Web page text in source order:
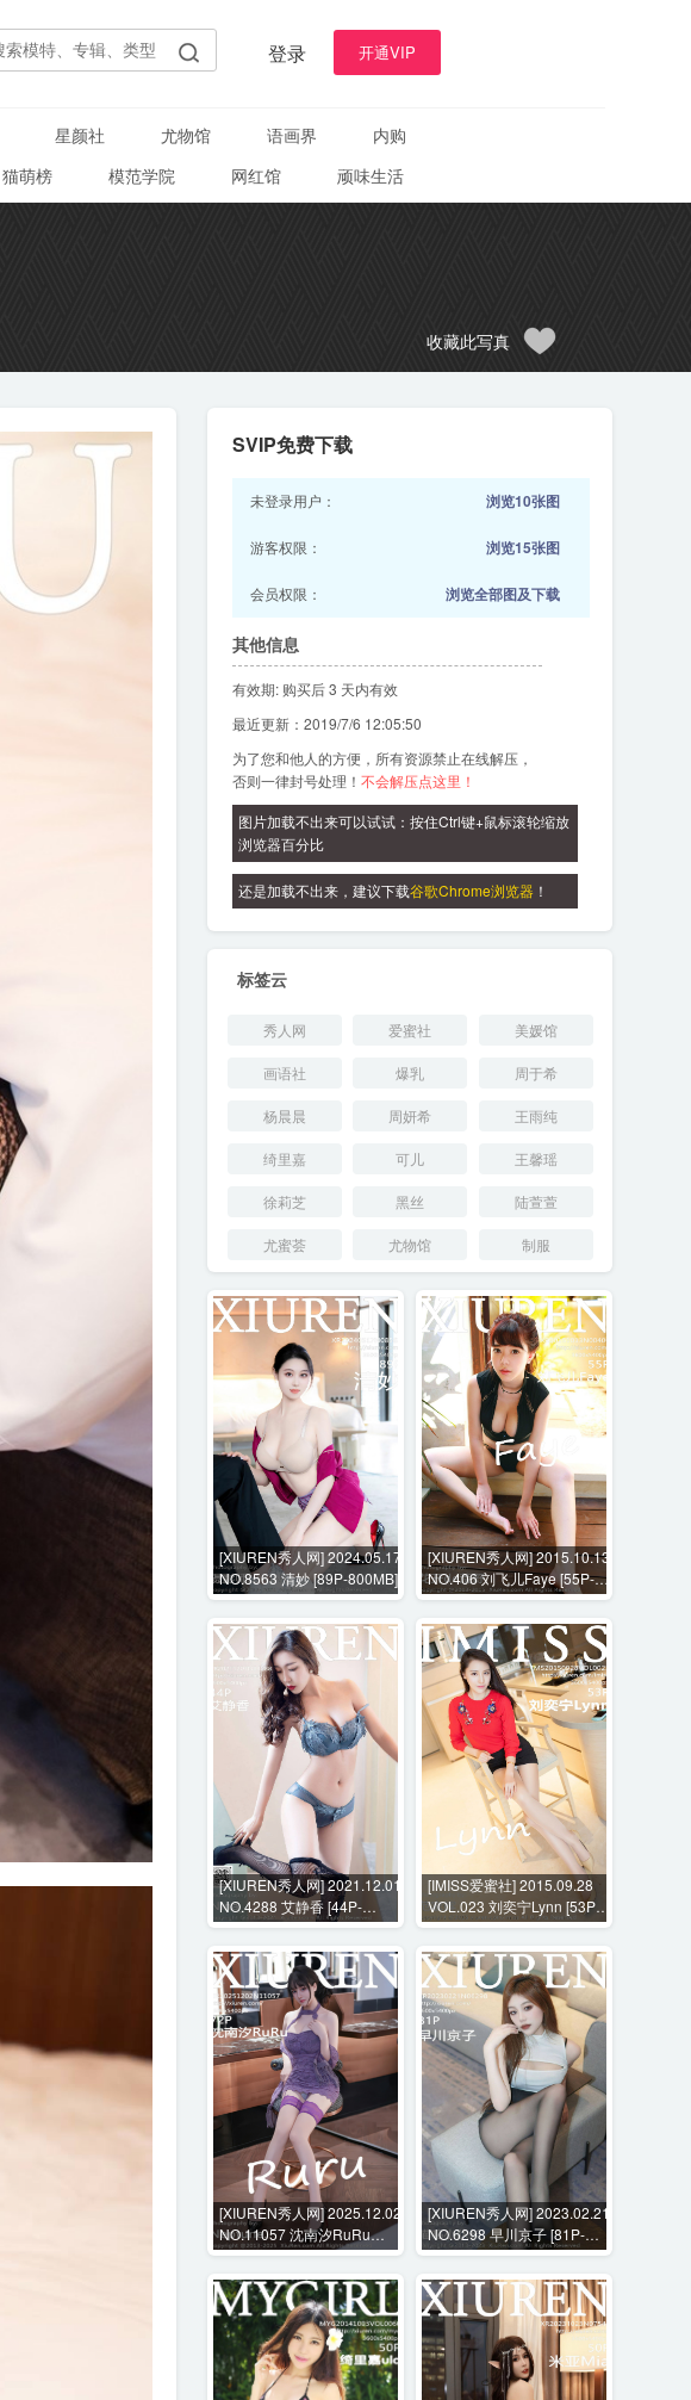
登录 开通VIP
星颜社 尤物馆 语画界
内购
猫萌榜 模范学院 网红馆 顽味生活
收藏此写真
SVIP免费下载
未登录用户： 浏览10张图
游客权限： 浏览15张图
会员权限： 浏览全部图及下载
其他信息
有效期: 购买后 3 天内有效
最近更新：2019/7/6 12:05:50
为了您和他人的方便，所有资源禁止在线解压，
否则一律封号处理！ 不会解压点这里！
图片加载不出来可以试试：按住Ctrl键+鼠标滚轮缩放
浏览器百分比
还是加载不出来，建议下载谷歌Chrome浏览器 ！
标签云
秀人网 爱蜜社 美媛馆
画语社 爆乳 周于希
杨晨晨 周妍希 王雨纯
绮里嘉 可儿 王馨瑶
徐莉芝 黑丝 陆萱萱
尤蜜荟 尤物馆 制服
[XIUREN秀人网] 2024.05.17
NO.8563 清妙 [89P-800MB]
[XIUREN秀人网] 2015.10.13
NO.406 刘飞儿Faye [55P-
169MB]
[XIUREN秀人网] 2021.12.01
NO.4288 艾静香 [44P-
463MB]
[IMISS爱蜜社] 2015.09.28
VOL.023 刘奕宁Lynn [53P-
226MB]
[XIUREN秀人网] 2025.12.02
NO.11057 沈南汐RuRu
[72P-809MB]
[XIUREN秀人网] 2023.02.21
NO.6298 早川京子 [81P-
760MB]